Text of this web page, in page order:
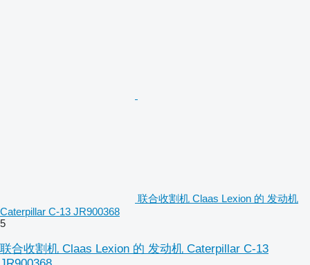
联合收割机 Claas Lexion 的 发动机
Caterpillar C-13 JR900368
5
联合收割机 Claas Lexion 的 发动机 Caterpillar C-13